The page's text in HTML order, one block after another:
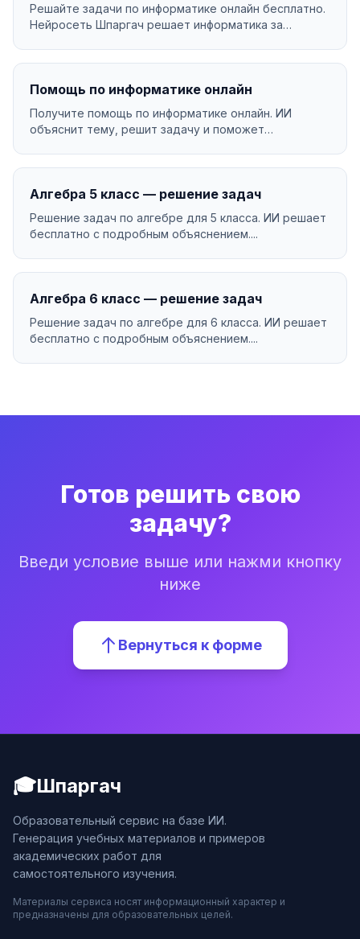
Решайте задачи по информатике онлайн бесплатно.
Нейросеть Шпаргач решает информатика за
Помощь по информатике онлайн
Получите помощь по информатике онлайн. ИИ
объяснит тему, решит задачу и поможет
Алгебра 5 класс — решение задач
Решение задач по алгебре для 5 класса. ИИ решает
бесплатно с подробным объяснением....
Алгебра 6 класс — решение задач
Решение задач по алгебре для 6 класса. ИИ решает
бесплатно с подробным объяснением....
Готов решить свою
задачу?
Введи условие выше или нажми кнопку
ниже
Вернуться к форме
🎓Шпаргач
Образовательный сервис на базе ИИ.
Генерация учебных материалов и примеров
академических работ для
самостоятельного изучения.
Материалы сервиса носят информационный характер и
предназначены для образовательных целей.